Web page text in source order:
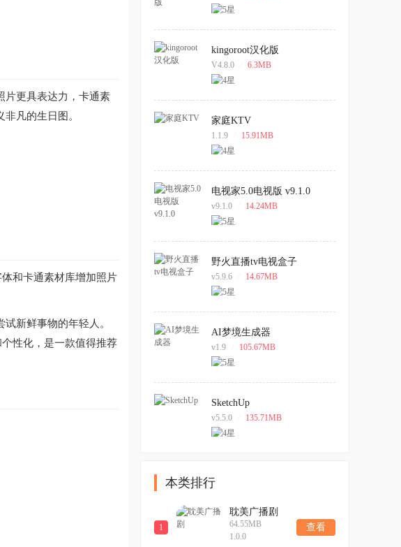
片更具表达力，卡通素
凡的生日图。
和卡通素材库增加照片
新鲜事物的年轻人。
性化，是一款值得推荐
kingoroot汉化版
V4.8.0 6.3MB
家庭KTV
1.1.9 15.91MB
电视家5.0电视版 v9.1.0
v9.1.0 14.24MB
野火直播tv电视盒子
v5.9.6 14.67MB
AI梦境生成器
v1.9 105.67MB
SketchUp
v5.5.0 135.71MB
本类排行
1
耽美广播剧
64.55MB
1.0.0
查看